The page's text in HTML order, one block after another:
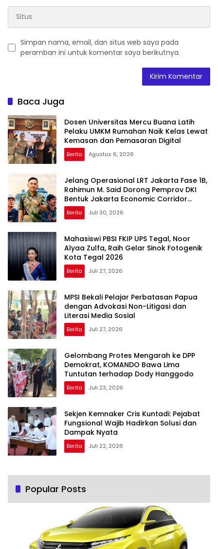
Simpan nama, email, dan situs web saya pada
peramban ini untuk komentar saya berikutnya.
Baca Juga
Dosen Universitas Mercu Buana Latih
Pelaku UMKM Rumahan Naik Kelas Lewat
Kemasan dan Pemasaran Digital
Berita Agustus 6, 2026
Jelang Operasional LRT Jakarta Fase 1B,
Rahimun M. Said Dorong Pemprov DKI
Bentuk Jakarta Economic Corridor
Initiative
Berita Juli 30, 2026
Mahasiswi PBSI FKIP UPS Tegal, Noor
Alyaa Zulfa, Raih Gelar Sinok Fotogenik
Kota Tegal 2026
Berita Juli 27, 2026
MPSI Bekali Pelajar Perbatasan Papua
dengan Advokasi Non-Litigasi dan
Literasi Media Sosial
Berita Juli 27, 2026
Gelombang Protes Mengarah ke DPP
Demokrat, KOMANDO Bawa Lima
Tuntutan terhadap Dody Hanggodo
Berita Juli 23, 2026
Sekjen Kemnaker Cris Kuntadi: Pejabat
Fungsional Wajib Hadirkan Solusi dan
Dampak Nyata
Berita Juli 22, 2026
Popular Posts